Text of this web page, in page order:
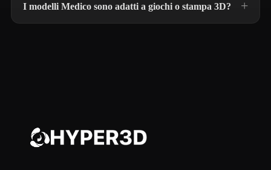
I modelli Medico sono adatti a giochi o stampa 3D?